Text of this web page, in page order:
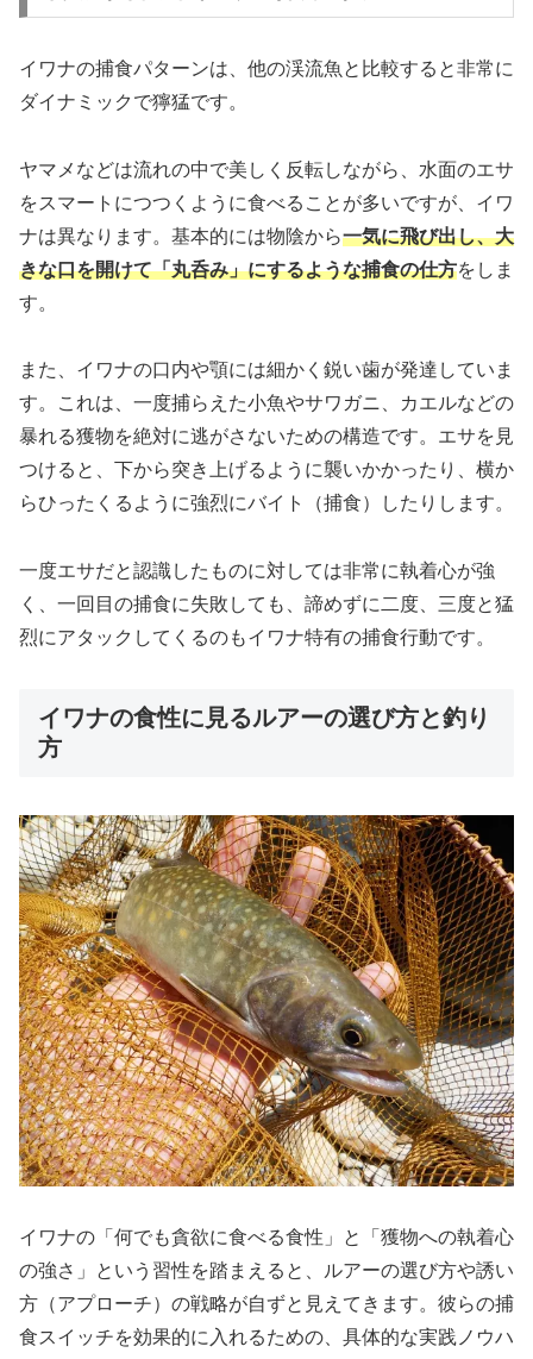
イワナの捕食パターンは、他の渓流魚と比較すると非常に
ダイナミックで獰猛です。
ヤマメなどは流れの中で美しく反転しながら、水面のエサ
をスマートにつつくように食べることが多いですが、イワ
ナは異なります。基本的には物陰から一気に飛び出し、大
きな口を開けて「丸呑み」にするような捕食の仕方をしま
す。
また、イワナの口内や顎には細かく鋭い歯が発達していま
す。これは、一度捕らえた小魚やサワガニ、カエルなどの
暴れる獲物を絶対に逃がさないための構造です。エサを見
つけると、下から突き上げるように襲いかかったり、横か
らひったくるように強烈にバイト（捕食）したりします。
一度エサだと認識したものに対しては非常に執着心が強
く、一回目の捕食に失敗しても、諦めずに二度、三度と猛
烈にアタックしてくるのもイワナ特有の捕食行動です。
イワナの食性に見るルアーの選び方と釣り
方
イワナの「何でも貪欲に食べる食性」と「獲物への執着心
の強さ」という習性を踏まえると、ルアーの選び方や誘い
方（アプローチ）の戦略が自ずと見えてきます。彼らの捕
食スイッチを効果的に入れるための、具体的な実践ノウハ